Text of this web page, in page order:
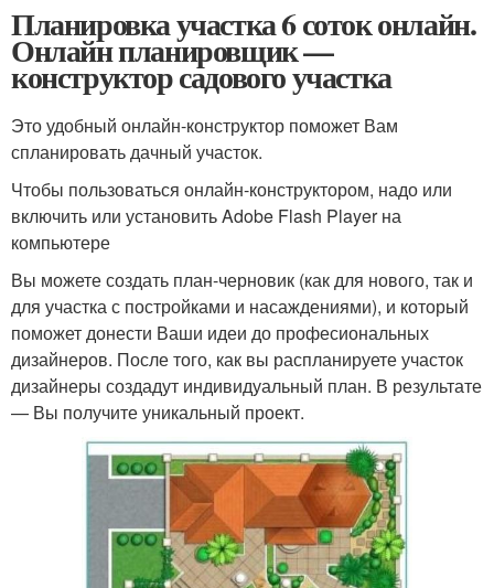
Планировка участка 6 соток онлайн.
Онлайн планировщик —
конструктор садового участка
Это удобный онлайн-конструктор поможет Вам
спланировать дачный участок.
Чтобы пользоваться онлайн-конструктором, надо или
включить или установить Adobe Flash Player на
компьютере
Вы можете создать план-черновик (как для нового, так и
для участка с постройками и насаждениями), и который
поможет донести Ваши идеи до професиональных
дизайнеров. После того, как вы распланируете участок
дизайнеры создадут индивидуальный план. В результате
— Вы получите уникальный проект.